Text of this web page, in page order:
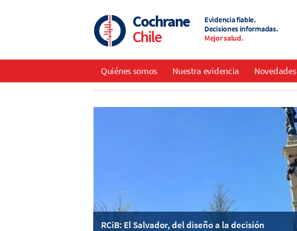
Cochrane
Chile
Evidencia fiable.
Decisiones informadas.
Mejor salud.
RCiB: El Salvador, del diseño a la decisión
Main
Quiénes somos Nuestra evidencia Novedades